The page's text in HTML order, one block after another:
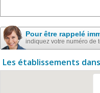
Pour être rappelé
indiquez votre numéro de
Les établissements